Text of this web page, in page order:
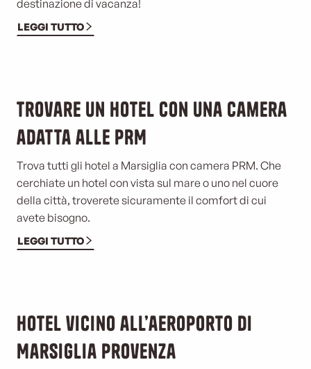
destinazione di vacanza!
LEGGI TUTTO
Trovare un hotel con una camera
adatta alle PRM
Trova tutti gli hotel a Marsiglia con camera PRM. Che
cerchiate un hotel con vista sul mare o uno nel cuore
della città, troverete sicuramente il comfort di cui
avete bisogno.
LEGGI TUTTO
Hotel vicino all’aeroporto di
Marsiglia Provenza